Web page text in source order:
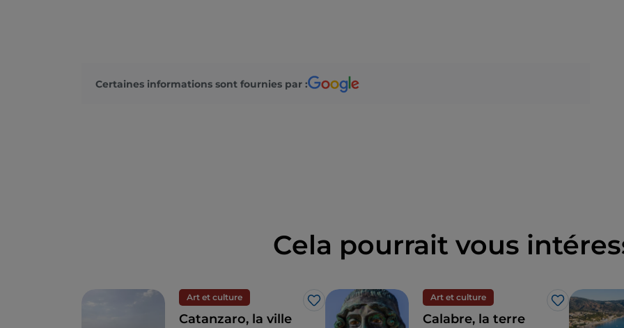
Certaines informations sont fournies par :
Cela pourrait vous
Art et culture
J’aime
Catanzaro, la ville
Art et culture
J’aime
Calabre, la terre